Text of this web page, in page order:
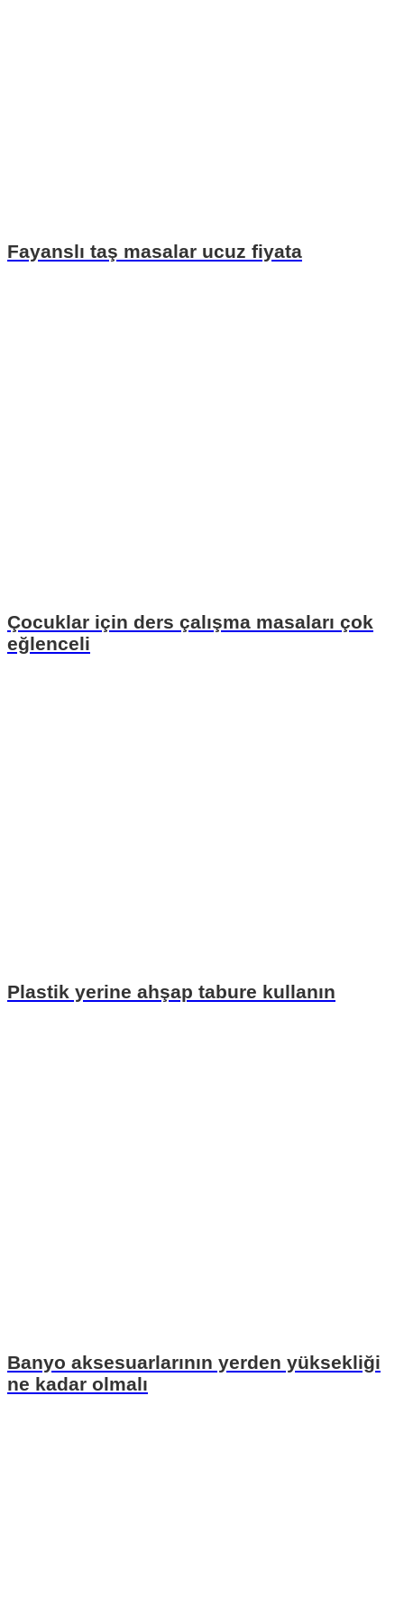
Fayanslı taş masalar ucuz fiyata
Çocuklar için ders çalışma masaları çok
eğlenceli
Plastik yerine ahşap tabure kullanın
Banyo aksesuarlarının yerden yüksekliği
ne kadar olmalı